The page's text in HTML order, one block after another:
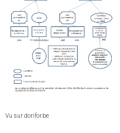
Vu sur dorifor.be